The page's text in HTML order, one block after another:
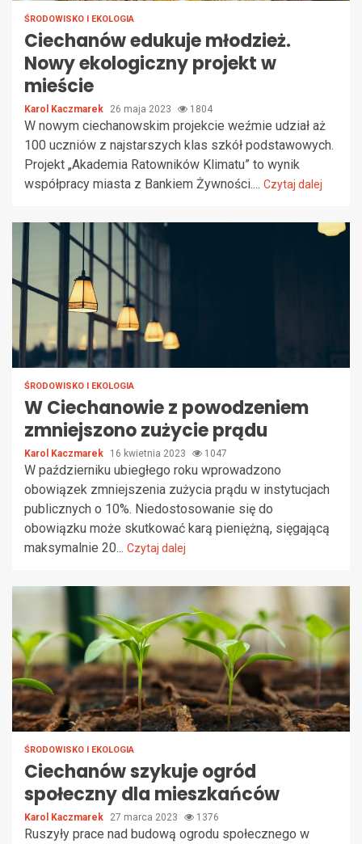
ŚRODOWISKO I EKOLOGIA
Ciechanów edukuje młodzież.
Nowy ekologiczny projekt w
mieście
Karol Kaczmarek 26 maja 2023 1804
W nowym ciechanowskim projekcie weźmie udział aż
100 uczniów z najstarszych klas szkół podstawowych.
Projekt „Akademia Ratowników Klimatu” to wynik
współpracy miasta z Bankiem Żywności.... Czytaj dalej
ŚRODOWISKO I EKOLOGIA
W Ciechanowie z powodzeniem
zmniejszono zużycie prądu
Karol Kaczmarek 16 kwietnia 2023 1047
W październiku ubiegłego roku wprowadzono
obowiązek zmniejszenia zużycia prądu w instytucjach
publicznych o 10%. Niedostosowanie się do
obowiązku może skutkować karą pieniężną, sięgającą
maksymalnie 20... Czytaj dalej
ŚRODOWISKO I EKOLOGIA
Ciechanów szykuje ogród
społeczny dla mieszkańców
Karol Kaczmarek 27 marca 2023 1376
Ruszyły prace nad budową ogrodu społecznego w